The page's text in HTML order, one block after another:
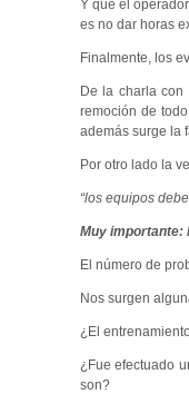
Y que el
es no dar horas
Finalmente, los
De la charla
remoción de
además surge la
Por otro lado la
“los equipos
Muy importante:
El número de
Nos surgen
¿El
¿Fue efectuado
son?